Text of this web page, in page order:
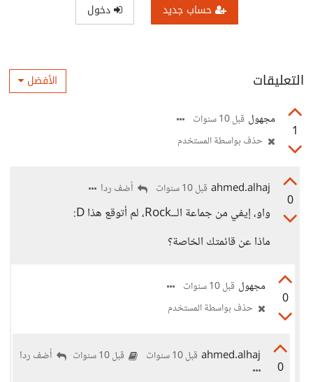
حساب جديد دخول
التعليقات الأفضل
1
مجهول قبل 10 سنوات
حذف بواسطة المستخدم
0
ahmed.alhaj قبل 10 سنوات أضف ردا
واو، إيفي من جماعة الــRock، لم أتوقع هذا D:
ماذا عن قائمتك الخاصة؟
0
مجهول قبل 10 سنوات
حذف بواسطة المستخدم
0
ahmed.alhaj قبل 10 سنوات قبل 10 سنوات أضف ردا